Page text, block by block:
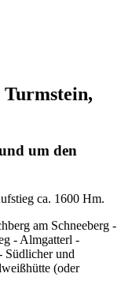
Turmstein,
um den
ca. 1600 Hm.
am Schneeberg -
- Almgatterl -
Südlicher und
(oder